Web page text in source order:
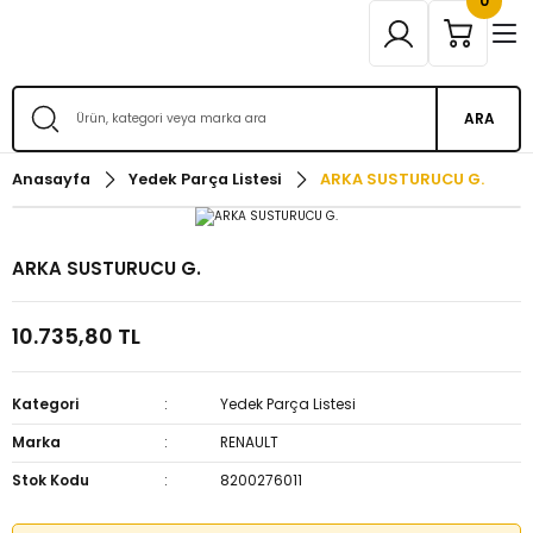
ARA
Anasayfa Yedek Parça Listesi ARKA SUSTURUCU G.
ARKA SUSTURUCU G.
10.735,80 TL
Kategori
Yedek Parça Listesi
Marka
RENAULT
Stok Kodu
8200276011